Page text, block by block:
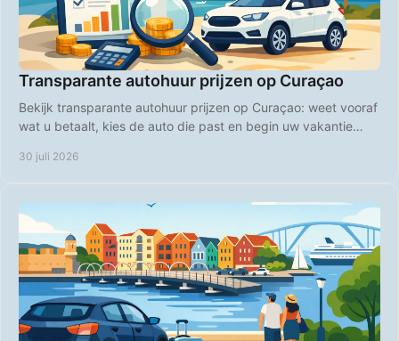
Transparante autohuur prijzen op Curaçao
Bekijk transparante autohuur prijzen op Curaçao: weet vooraf
wat u betaalt, kies de auto die past en begin uw vakantie
30 juli 2026